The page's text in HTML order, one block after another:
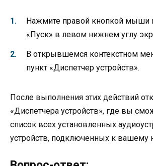
Нажмите правой кнопкой мыши
«Пуск» в левом нижнем углу
В открывшемся контекстном
пункт «Диспетчер устройств».
После выполнения этих действий
«Диспетчера устройств», где вы
список всех установленных
устройств, подключенных к вашему